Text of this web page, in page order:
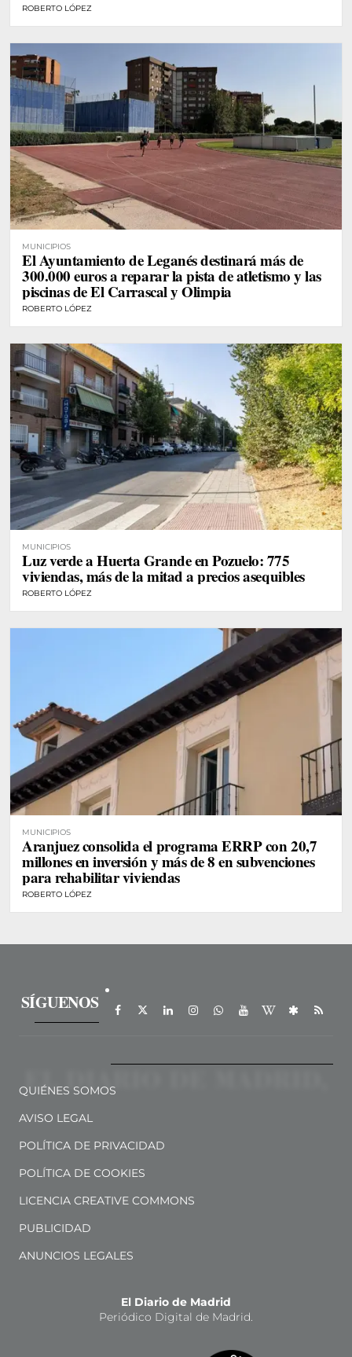
ROBERTO LÓPEZ
MUNICIPIOS
El Ayuntamiento de Leganés destinará más de
300.000 euros a reparar la pista de atletismo y las
piscinas de El Carrascal y Olimpia
ROBERTO LÓPEZ
MUNICIPIOS
Luz verde a Huerta Grande en Pozuelo: 775
viviendas, más de la mitad a precios asequibles
ROBERTO LÓPEZ
MUNICIPIOS
Aranjuez consolida el programa ERRP con 20,7
millones en inversión y más de 8 en subvenciones
para rehabilitar viviendas
ROBERTO LÓPEZ
SÍGUENOS
QUIÉNES SOMOS
AVISO LEGAL
POLÍTICA DE PRIVACIDAD
POLÍTICA DE COOKIES
LICENCIA CREATIVE COMMONS
PUBLICIDAD
ANUNCIOS LEGALES
El Diario de Madrid
Periódico Digital de Madrid.